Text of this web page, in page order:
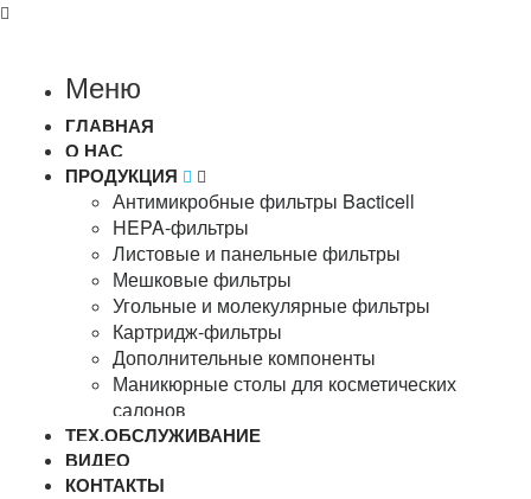
Меню
ГЛАВНАЯ
О НАС
ПРОДУКЦИЯ
Антимикробные фильтры Bacticell
HEPA-фильтры
Листовые и панельные фильтры
Мешковые фильтры
Угольные и молекулярные фильтры
Картридж-фильтры
Дополнительные компоненты
Маникюрные столы для косметических
салонов
ТЕХ.ОБСЛУЖИВАНИЕ
ВИДЕО
КОНТАКТЫ